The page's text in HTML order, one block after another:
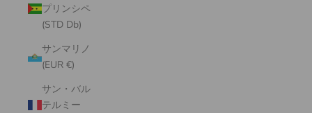
プリンシペ
(STD Db)
サンマリノ
(EUR €)
サン・バル
テルミー